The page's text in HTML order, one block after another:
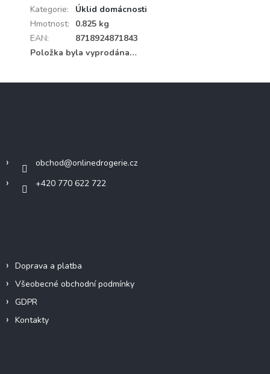
Kategorie:
Úklid domácnosti
Hmotnost:
0.825 kg
EAN:
8718924871843
Položka byla vyprodána…
obchod@onlinedrogerie.cz
+420 770 622 722
Doprava a platba
Všeobecné obchodní podmínky
GDPR
Kontakty